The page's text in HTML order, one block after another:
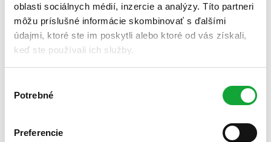
oblasti sociálnych médií, inzercie a analýzy. Títo partneri
môžu príslušné informácie skombinovať s ďalšími
údajmi, ktoré ste im poskytli alebo ktoré od vás získali,
keď ste používali ich služby.
súhlasu
Potrebné
Preferencie